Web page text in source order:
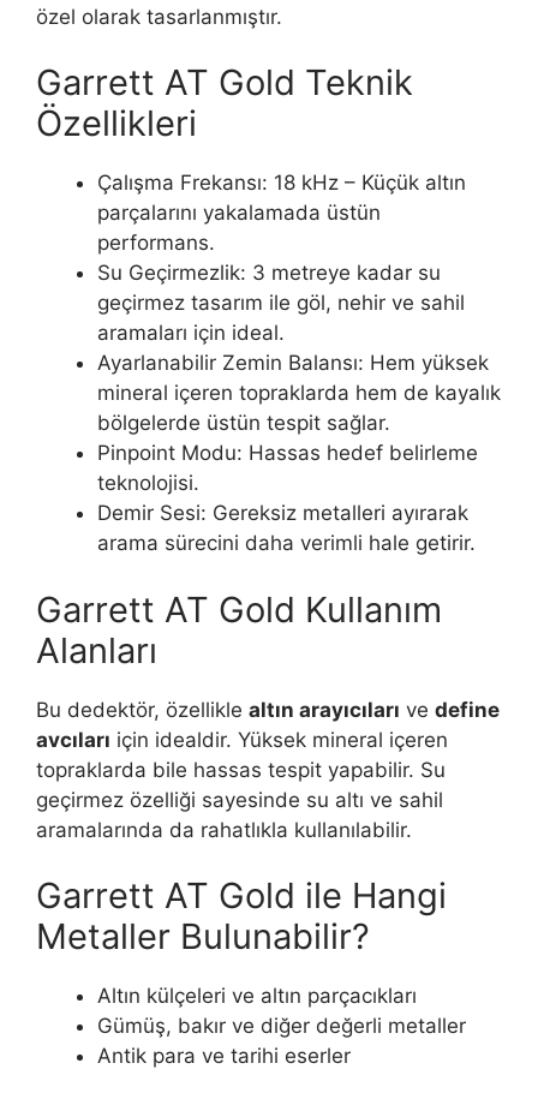
özel olarak tasarlanmıştır.
Garrett AT Gold Teknik
Özellikleri
Çalışma Frekansı: 18 kHz – Küçük altın
parçalarını yakalamada üstün
performans.
Su Geçirmezlik: 3 metreye kadar su
geçirmez tasarım ile göl, nehir ve sahil
aramaları için ideal.
Ayarlanabilir Zemin Balansı: Hem yüksek
mineral içeren topraklarda hem de kayalık
bölgelerde üstün tespit sağlar.
Pinpoint Modu: Hassas hedef belirleme
teknolojisi.
Demir Sesi: Gereksiz metalleri ayırarak
arama sürecini daha verimli hale getirir.
Garrett AT Gold Kullanım
Alanları
Bu dedektör, özellikle altın arayıcıları ve define
avcıları için idealdir. Yüksek mineral içeren
topraklarda bile hassas tespit yapabilir. Su
geçirmez özelliği sayesinde su altı ve sahil
aramalarında da rahatlıkla kullanılabilir.
Garrett AT Gold ile Hangi
Metaller Bulunabilir?
Altın külçeleri ve altın parçacıkları
Gümüş, bakır ve diğer değerli metaller
Antik para ve tarihi eserler